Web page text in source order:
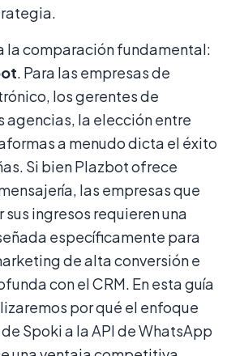
la comparación fundamental:
. Para las empresas de
los gerentes de
agencias, la elección entre
a menudo dicta el éxito
Si bien Plazbot ofrece
las empresas que
sus ingresos requieren una
específicamente para
de alta conversión e
con el CRM. En esta guía
por qué el enfoque
Spoki a la API de WhatsApp